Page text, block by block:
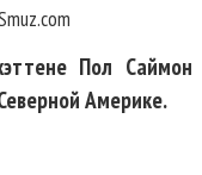
Пол Саймон
Америке.